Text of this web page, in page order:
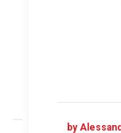
by